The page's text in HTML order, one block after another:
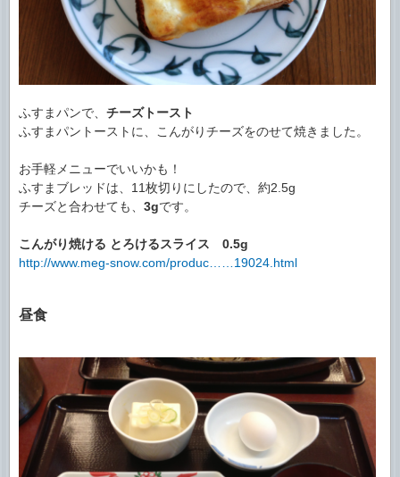
ふすまパンで、 チーズトースト
ふすまパントーストに、こんがりチーズをのせて焼きました。
お手軽メニューでいいかも！
ふすまブレッドは、11枚切りにしたので、約2.5g
チーズと合わせても、 3gです。
こんがり焼ける とろけるスライス
0.5g
http://www.meg-snow.com/produc……19024.html
昼食